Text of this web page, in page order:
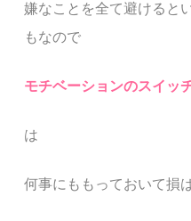
嫌なことを全て避けると
もなので
モチベーションのスイッ
は
何事にももっておいて損